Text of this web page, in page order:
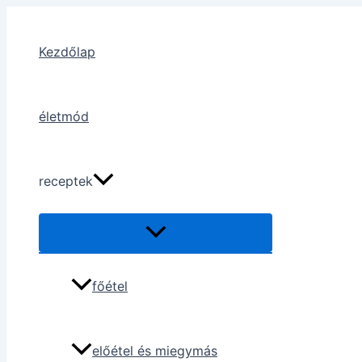
contentKezdőlap
életmód
receptek
főétel
előétel és miegymás